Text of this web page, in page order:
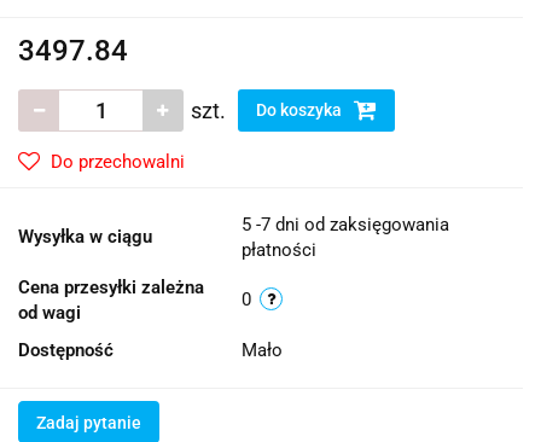
3497.84
szt. Do koszyka
Do przechowalni
Wysyłka w ciągu
5 -7 dni od zaksięgowania
płatności
Cena przesyłki zależna
od wagi
0
Dostępność Mało
Zadaj pytanie